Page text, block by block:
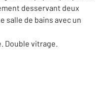
desservant deux
salle de bains avec un
Double vitrage.